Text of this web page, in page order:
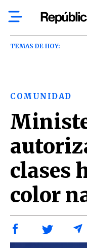
TEMAS DE HOY:
COMUNIDAD
clases
color